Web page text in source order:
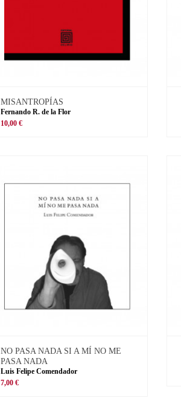
MISANTROPÍAS
Fernando R. de la Flor
10,00 €
NO PASA NADA SI A MÍ NO ME
PASA NADA
Luis Felipe Comendador
7,00 €